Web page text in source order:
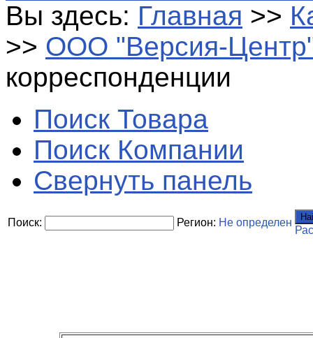
Вы здесь: Главная >>
>> ООО "Версия-
корреспонденции
Поиск Товара
Поиск Компании
Свернуть панель
Поиск: Регион: Не определен